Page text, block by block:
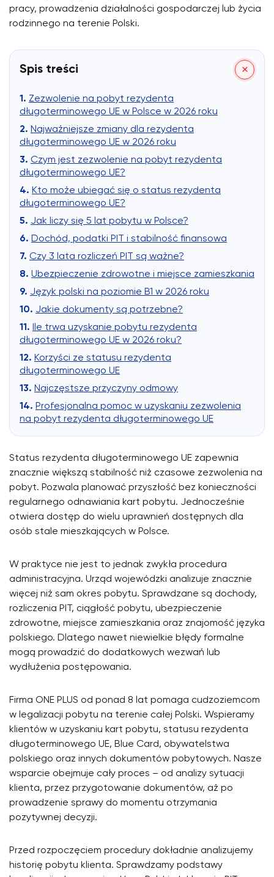
pracy, prowadzenia działalności gospodarczej lub życia
rodzinnego na terenie Polski.
Spis treści
Zezwolenie na pobyt rezydenta
długoterminowego UE w Polsce w 2026 roku
Najważniejsze zmiany dla rezydenta
długoterminowego UE w 2026 roku
Czym jest zezwolenie na pobyt rezydenta
długoterminowego UE?
Kto może ubiegać się o status rezydenta
długoterminowego UE?
Jak liczy się 5 lat pobytu w Polsce?
Dochód, podatki PIT i stabilność finansowa
Czy 3 lata rozliczeń PIT są ważne?
Ubezpieczenie zdrowotne i miejsce zamieszkania
Język polski na poziomie B1 w 2026 roku
Jakie dokumenty są potrzebne?
Ile trwa uzyskanie pobytu rezydenta
długoterminowego UE w 2026 roku?
Korzyści ze statusu rezydenta
długoterminowego UE
Najczęstsze przyczyny odmowy
Profesjonalna pomoc w uzyskaniu zezwolenia
na pobyt rezydenta długoterminowego UE
Status rezydenta długoterminowego UE zapewnia
znacznie większą stabilność niż czasowe zezwolenia na
pobyt. Pozwala planować przyszłość bez konieczności
regularnego odnawiania kart pobytu. Jednocześnie
otwiera dostęp do wielu uprawnień dostępnych dla
osób stale mieszkających w Polsce.
W praktyce nie jest to jednak zwykła procedura
administracyjna. Urząd wojewódzki analizuje znacznie
więcej niż sam okres pobytu. Sprawdzane są dochody,
rozliczenia PIT, ciągłość pobytu, ubezpieczenie
zdrowotne, miejsce zamieszkania oraz znajomość języka
polskiego. Dlatego nawet niewielkie błędy formalne
mogą prowadzić do dodatkowych wezwań lub
wydłużenia postępowania.
Firma ONE PLUS od ponad 8 lat pomaga cudzoziemcom
w legalizacji pobytu na terenie całej Polski. Wspieramy
klientów w uzyskaniu kart pobytu, statusu rezydenta
długoterminowego UE, Blue Card, obywatelstwa
polskiego oraz innych dokumentów pobytowych. Nasze
wsparcie obejmuje cały proces – od analizy sytuacji
klienta, przez przygotowanie dokumentów, aż po
prowadzenie sprawy do momentu otrzymania
pozytywnej decyzji.
Przed rozpoczęciem procedury dokładnie analizujemy
historię pobytu klienta. Sprawdzamy podstawy